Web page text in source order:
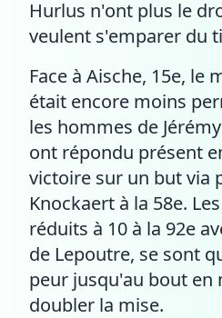
Hurlus n'ont plus le
veulent s'emparer du
Face à Aische, 15e, le
était encore moins
les hommes de
ont répondu présent
victoire sur un but via
Knockaert à la 58e.
réduits à 10 à la 92e
de Lepoutre, se sont
peur jusqu'au bout en
doubler la mise.